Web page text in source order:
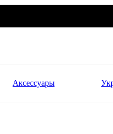
Аксессуары